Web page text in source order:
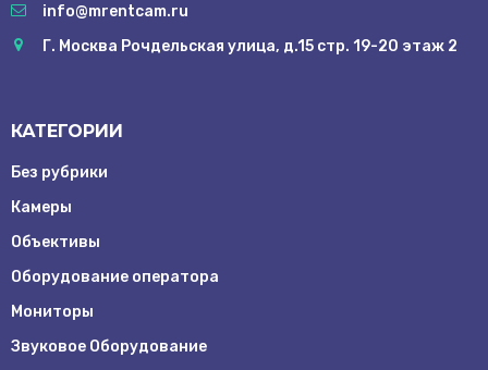
info@mrentcam.ru
Г. Москва Рочдельская улица, д.15 стр. 19-20 этаж 2
КАТЕГОРИИ
Без рубрики
Камеры
Объективы
Оборудование оператора
Мониторы
Звуковое Оборудование